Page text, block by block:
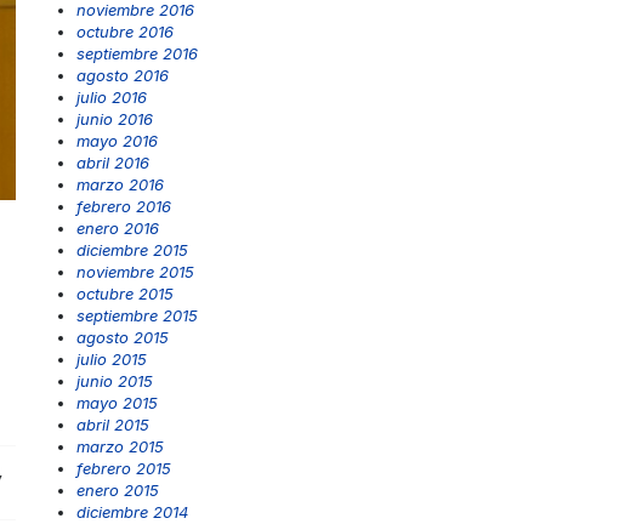
noviembre 2016
octubre 2016
septiembre 2016
agosto 2016
julio 2016
junio 2016
mayo 2016
abril 2016
marzo 2016
febrero 2016
enero 2016
diciembre 2015
noviembre 2015
octubre 2015
septiembre 2015
agosto 2015
julio 2015
junio 2015
mayo 2015
abril 2015
marzo 2015
febrero 2015
enero 2015
diciembre 2014